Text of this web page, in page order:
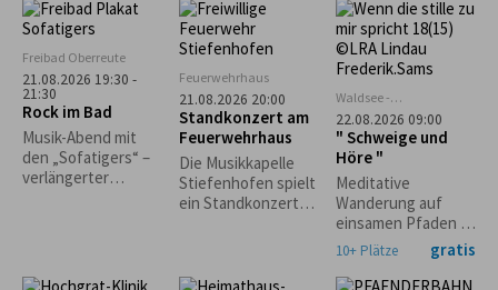
Vereine für
Sitzgelegenheiten
und das leibliche
Wohl. *Die
Veranstaltung
findet nur bei
trockenem Wetter
statt.*
Freibad Oberreute
21.08.2026 19:30 -
21:30
Rock im Bad
Musik-Abend mit
den „Sofatigers“ –
verlängerter
bei guter
Feuerwehrhaus
21.08.2026 20:00
Standkonzert am
Feuerwehrhaus
Die Musikkapelle
Stiefenhofen spielt
ein Standkonzert
Sie sich auf einen
Waldsee -
Seepromenade
Lindenberg
22.08.2026 09:00
" Schweige und
Höre "
Meditative
Wanderung auf
einsamen Pfaden im
Waldseegebiet
Lindenberg mit
Christine Wagner.
10+ Plätze gratis